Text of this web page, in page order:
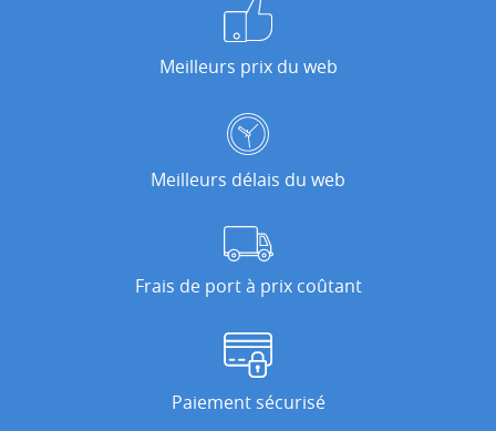
Meilleurs prix du web
Meilleurs délais du web
Frais de port à prix coûtant
Paiement sécurisé